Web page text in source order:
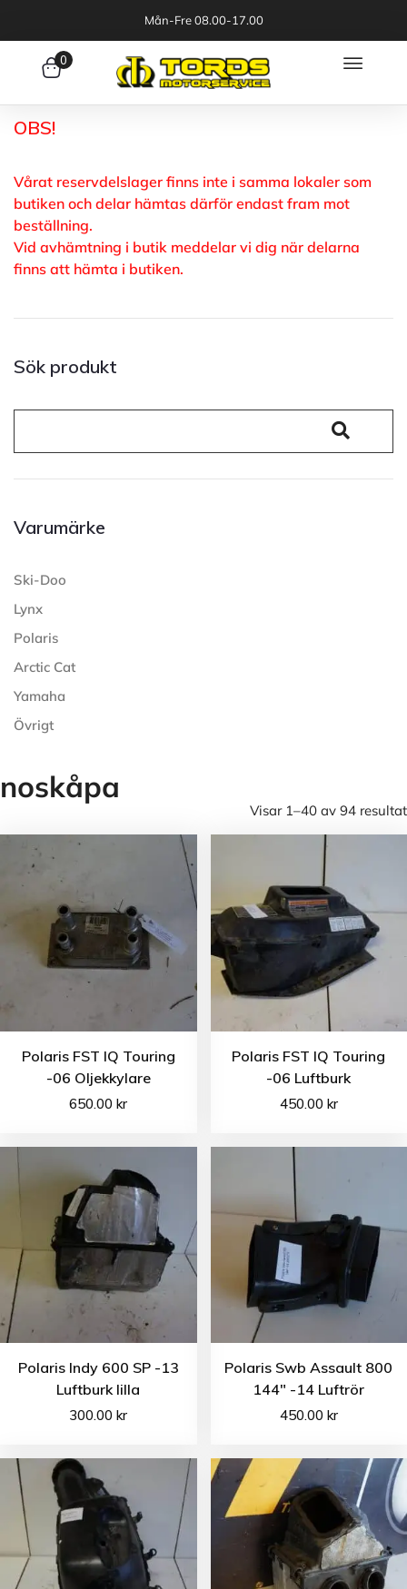
Mån-Fre 08.00-17.00
0
OBS!
Vårat reservdelslager finns inte i samma lokaler som
butiken och delar hämtas därför endast fram mot
beställning.
Vid avhämtning i butik meddelar vi dig när delarna
finns att hämta i butiken.
Sök produkt
Varumärke
Ski-Doo
Lynx
Polaris
Arctic Cat
Yamaha
Övrigt
noskåpa
Visar 1–40 av 94 resultat
Polaris FST IQ Touring
-06 Oljekkylare
650.00kr
Polaris FST IQ Touring
-06 Luftburk
450.00 kr
Polaris Indy 600 SP -13
Luftburk lilla
300.00kr
Polaris Swb Assault 800
144″ -14 Luftrör
450.00 kr